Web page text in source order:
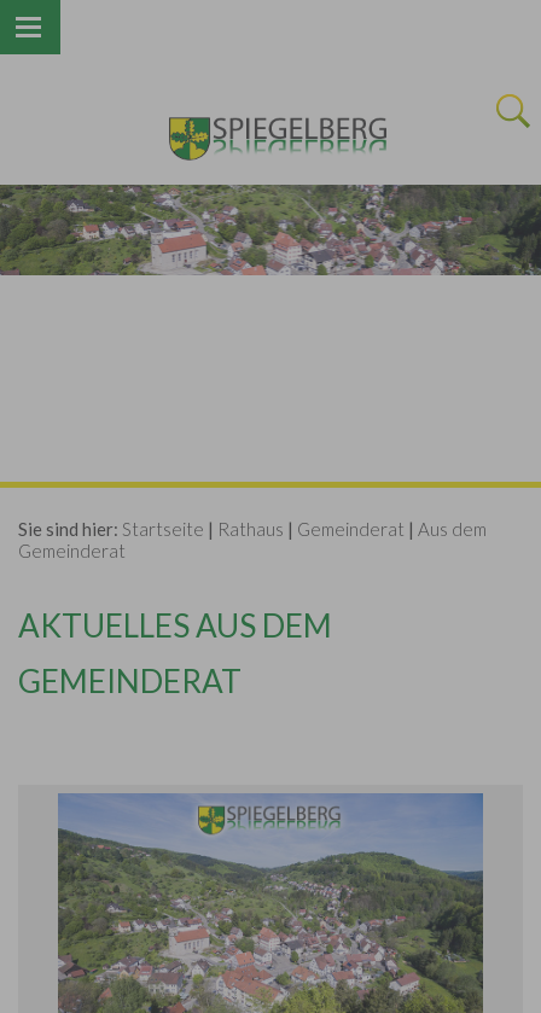
Sie sind hier: Startseite | Rathaus | Gemeinderat | Aus dem
Gemeinderat
AKTUELLES AUS DEM
GEMEINDERAT